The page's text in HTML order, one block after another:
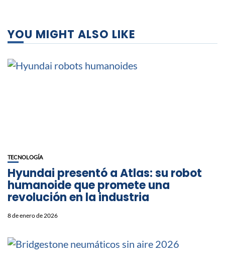
YOU MIGHT ALSO LIKE
TECNOLOGÍA
Hyundai presentó a Atlas: su robot
humanoide que promete una
revolución en la industria
8 de enero de 2026